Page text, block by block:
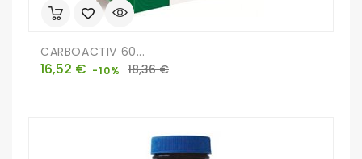
CARBOACTIV 60...
Precio
16,52 € -10%
Precio
18,36 €